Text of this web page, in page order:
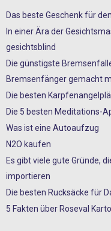
Das beste Geschenk für
In einer Ära der
gesichtsblind
Die günstigste
Bremsenfänger gemacht
Die besten
Die 5 besten Meditations-
Was ist eine Autoaufzug
N2O kaufen
Es gibt viele gute Gründe,
importieren
Die besten Rucksäcke für
5 Fakten über Roseval